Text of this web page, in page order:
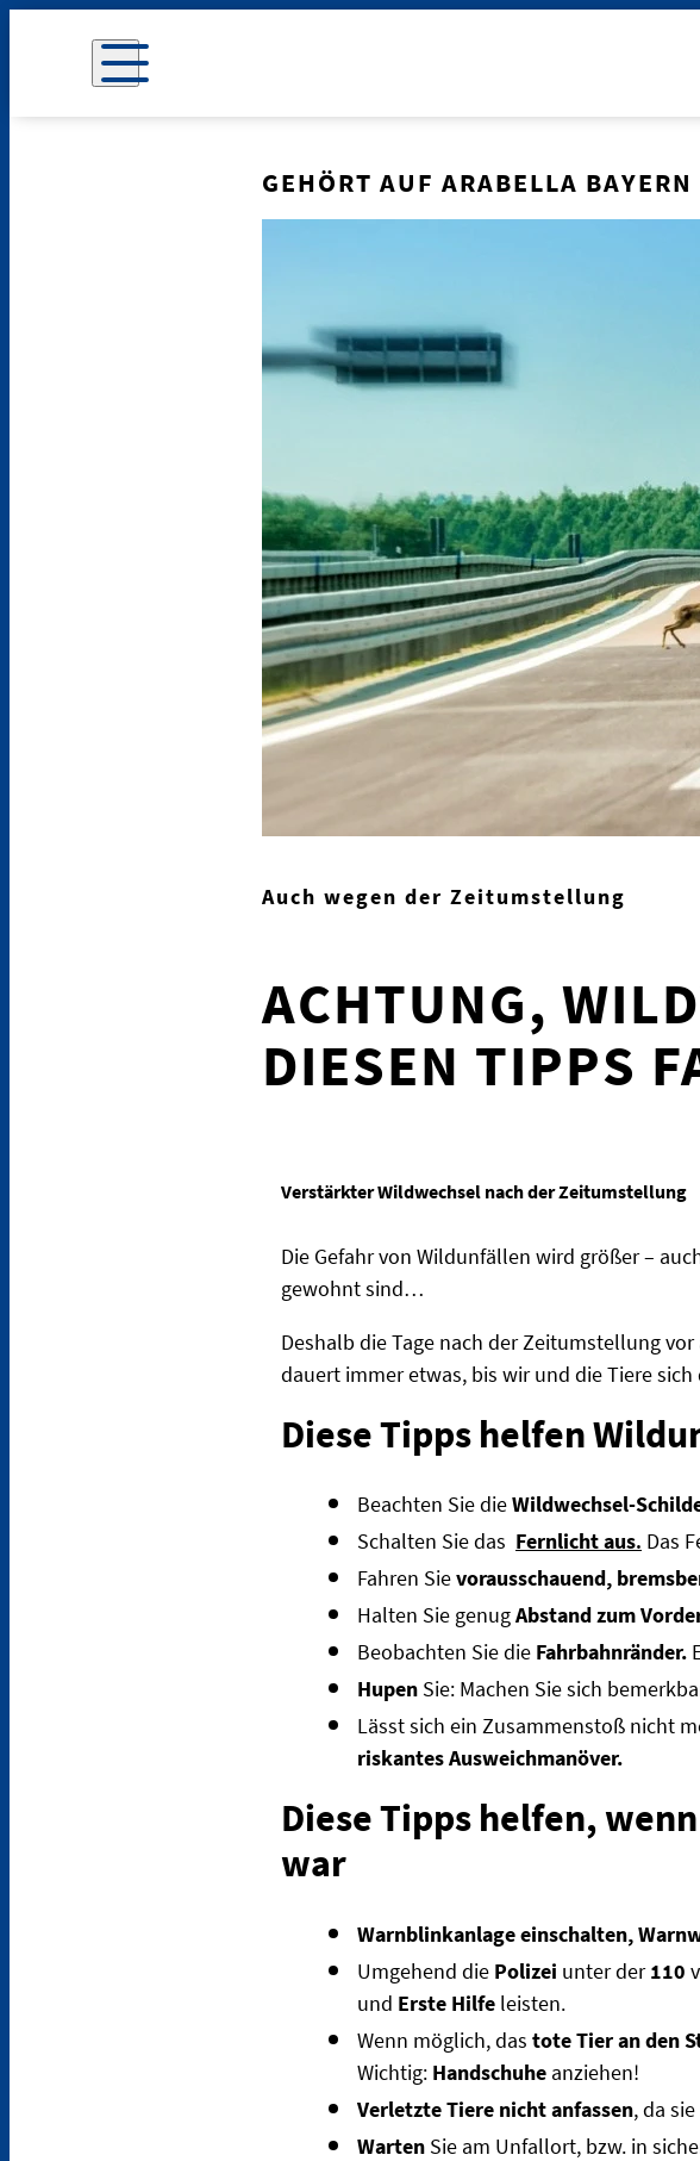
GEHÖRT AUF ARABELLA BAYERN
Auch wegen der Zeitumstellung
ACHTUNG,
DIESEN TIPPS
Verstärkter Wildwechsel nach der Zeitumstellung
Die Gefahr von Wildunfällen wird größer –
gewohnt sind…
Deshalb die Tage nach der Zeitumstellung
dauert immer etwas, bis wir und die Tiere
Diese Tipps helfen
Beachten Sie dieWildwechsel-
Schalten Sie das Fernlicht aus. Das
Fahren Sievorausschauend,
Halten Sie genugAbstand zum
Beobachten Sie die Fahrbahnränder.
Hupen Sie: Machen Sie sich
Lässt sich ein Zusammenstoß nicht
riskantes Ausweichmanöver.
Diese Tipps helfen,
war
Warnblinkanlage einschalten,
Umgehend die Polizei unter der110
und Erste Hilfe leisten.
Wenn möglich, das tote Tier an den
Wichtig: Handschuhe anziehen!
Verletzte Tiere nicht anfassen, da
Warten Sie am Unfallort, bzw. in